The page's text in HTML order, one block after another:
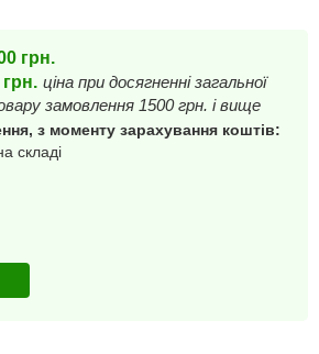
грн.
грн. ціна при досягненні загальної
замовлення 1500 грн. і вище
з моменту зарахування коштів:
складі